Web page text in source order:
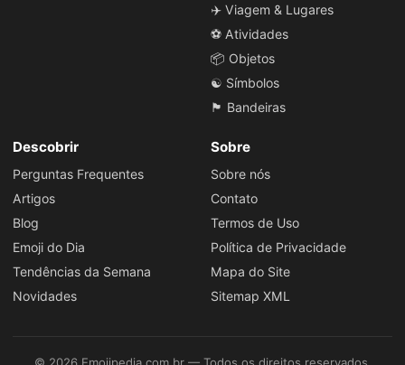
✈️ Viagem & Lugares
⚽ Atividades
📦 Objetos
☯️ Símbolos
🏴 Bandeiras
Descobrir
Perguntas Frequentes
Artigos
Blog
Emoji do Dia
Tendências da Semana
Novidades
Sobre
Sobre nós
Contato
Termos de Uso
Política de Privacidade
Mapa do Site
Sitemap XML
© 2026 Emojipedia.com.br — Todos os direitos reservados.